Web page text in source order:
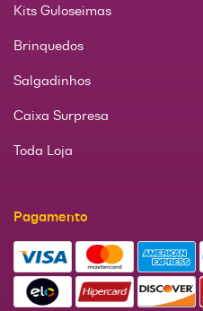
Kits Guloseimas
Brinquedos
Salgadinhos
Caixa Surpresa
Toda Loja
Pagamento